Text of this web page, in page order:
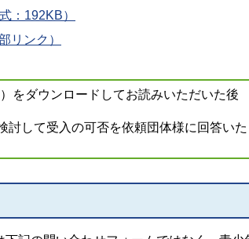
：192KB）
リンク）
をダウンロードしてお読みいただいた後
して受入の可否を依頼団体様に回答い